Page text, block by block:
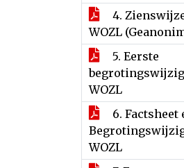
4.
WOZL
5. Eerste
WOZL
6. Factsheet
WOZL